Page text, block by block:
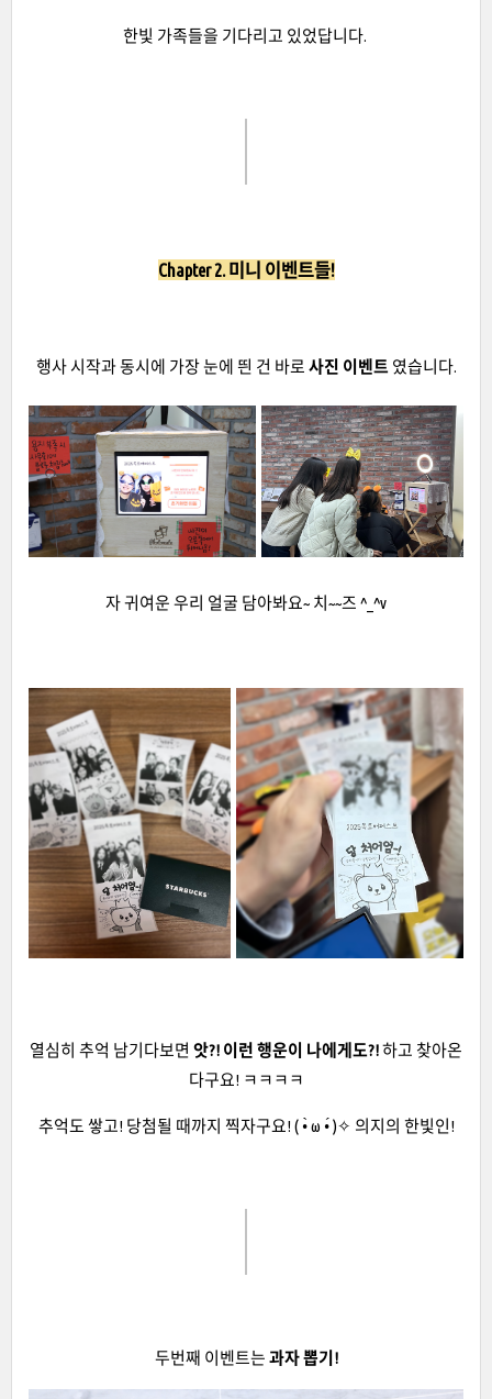
한빛 가족들을 기다리고 있었답니다.
Chapter 2. 미니 이벤트들!
행사 시작과 동시에 가장 눈에 띈 건 바로 사진 이벤트 였습니다.
자 귀여운 우리 얼굴 담아봐요~ 치~~즈 ^_^v
열심히 추억 남기다보면 앗?! 이런 행운이 나에게도?!하고 찾아온
다구요! ㅋㅋㅋㅋ
추억도 쌓고! 당첨될 때까지 찍자구요! ( •̀ ω •́ )✧ 의지의 한빛인!
두번째 이벤트는 과자 뽑기!